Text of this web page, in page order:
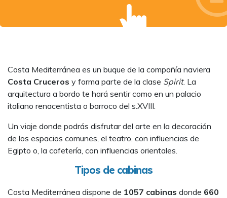
Costa Mediterránea es un buque de la compañía naviera
Costa Cruceros y forma parte de la clase Spirit. La
arquitectura a bordo te hará sentir como en un palacio
italiano renacentista o barroco del s.XVIII.
Un viaje donde podrás disfrutar del arte en la decoración
de los espacios comunes, el teatro, con influencias de
Egipto o, la cafetería, con influencias orientales.
Tipos de cabinas
Costa Mediterránea dispone de 1057 cabinas donde 660